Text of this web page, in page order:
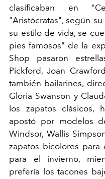
clasificaban en
"Aristócratas", según
su estilo de vida, se
pies famosos" de la
Shop pasaron
Pickford, Joan Crawford
también bailarines,
Gloria Swanson y
los zapatos clásicos,
apostó por modelos
Windsor, Wallis
zapatos bicolores para
para el invierno,
prefería los tacones